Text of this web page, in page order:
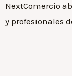
NextComercio
y profesionales